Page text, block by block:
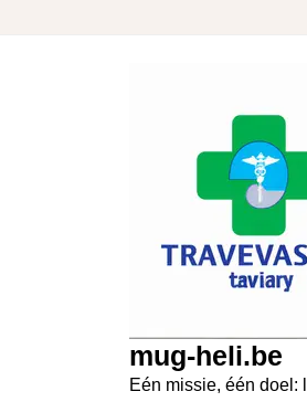
mug-heli.be
Eén missie, één doel: